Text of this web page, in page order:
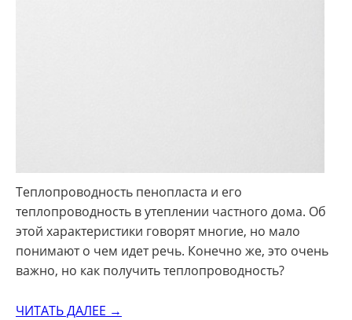
Теплопроводность пенопласта и его
теплопроводность в утеплении частного дома. Об
этой характеристики говорят многие, но мало
понимают о чем идет речь. Конечно же, это очень
важно, но как получить теплопроводность?
ЧИТАТЬ ДАЛЕЕ →